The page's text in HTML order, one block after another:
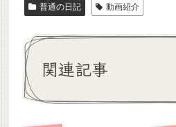
普通の日記 動画紹介
関連記事